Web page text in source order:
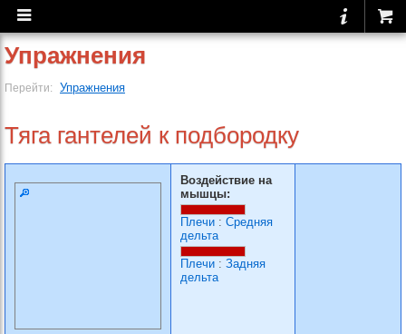
Упражнения
Перейти: Упражнения
Тяга гантелей к подбородку
Воздействие на
мышцы:
Плечи : Средняя
дельта
Плечи : Задняя
дельта